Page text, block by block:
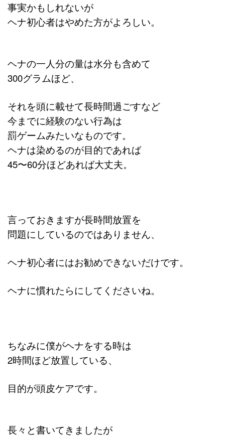
事実かもしれないが
ヘナ初心者はやめた方がよろしい。
ヘナの一人分の量は水分も含めて
300グラムほど、
それを頭に載せて長時間過ごすなど
今までに経験のない行為は
罰ゲームみたいなものです。
ヘナは染めるのが目的であれば
45〜60分ほどあれば大丈夫。
言っておきますが長時間放置を
問題にしているのではありません、
ヘナ初心者にはお勧めできないだけです。
ヘナに慣れたらにしてくださいね。
ちなみに僕がヘナをする時は
2時間ほど放置している、
目的が頭皮ケアです。
長々と書いてきましたが